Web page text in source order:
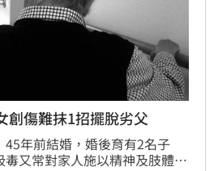
傷難抹1招擺脫劣父
年前結婚，婚後育有2名子
又常對家人施以精神及肢體暴